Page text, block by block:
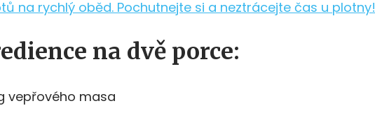
na rychlý oběd. Pochutnejte si a neztrácejte čas u plotny!
na dvě porce:
vepřového masa